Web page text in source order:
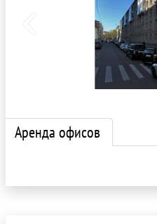
Аренда офисов